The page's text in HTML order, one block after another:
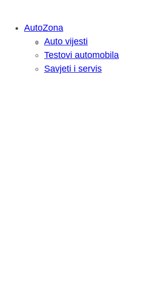
Savjetujemo: Što učiniti
AutoZona
Auto vijesti
Testovi automobila
Savjeti i servis